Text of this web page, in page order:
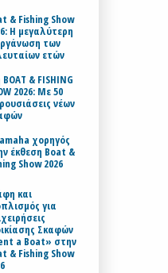
& Fishing Show
Η μεγαλύτερη
των
ετών
BOAT & FISHING
2026: Με 50
νέων
χορηγός
έκθεση Boat &
Show 2026
και
για
Σκαφών
a Boat» στην
& Fishing Show